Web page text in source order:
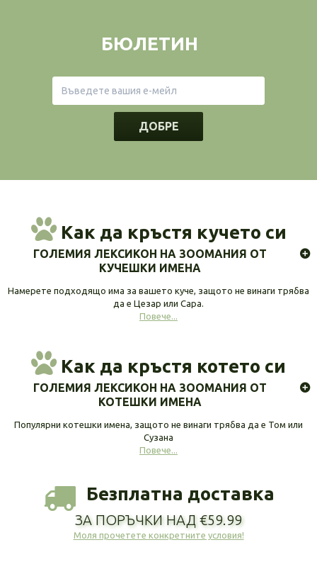
БЮЛЕТИН
ДОБРЕ
Как да кръстя кучето си
ГОЛЕМИЯ ЛЕКСИКОН НА ЗООМАНИЯ ОТ
КУЧЕШКИ ИМЕНА
Намерете подходящо има за вашето куче, защото не винаги трябва
да е Цезар или Сара.
Повече...
Как да кръстя котето си
ГОЛЕМИЯ ЛЕКСИКОН НА ЗООМАНИЯ ОТ
КОТЕШКИ ИМЕНА
Популярни котешки имена, защото не винаги трябва да е Том или
Сузана
Повече...
Безплатна доставка
ЗА ПОРЪЧКИ НАД €59.99
Моля прочетете конкретните условия!